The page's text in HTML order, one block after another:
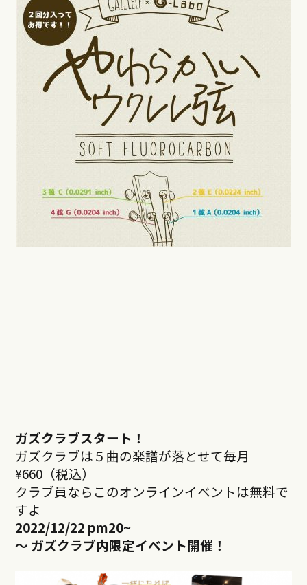
ガズクラブスタート！
ガズクラブは５曲の楽譜が落とせて毎月
¥660（税込）
クラブ員ならこのオンラインイベントは無料で
すよ
2022/12/22 pm20~
～ ガズクラブ内限定イベント開催！